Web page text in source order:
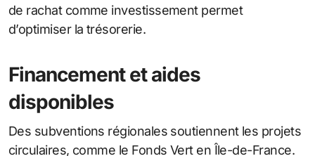
de rachat comme investissement permet
d’optimiser la trésorerie.
Financement et aides
disponibles
Des subventions régionales soutiennent les projets
circulaires, comme le Fonds Vert en Île-de-France.